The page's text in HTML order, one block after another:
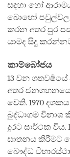
සඳහා හෝ
බොහෝ පවුල්වල
කරන අතර පුර
යාමද සිදු
කාම්බෝජය
13 වන
අතර
වෙති. 1970
බුද්ධාගම
දුරට සාර්ථක විය.
ඝාතනය කිරීමට
බෞද්ධ